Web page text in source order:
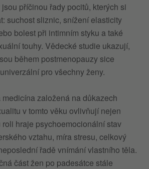
příčinou řady pocitů, kterých si
suchost sliznic, snížení elasticity
bolest při intimním styku a také
touhy. Vědecké studie ukazují,
během postmenopauzy sice
pro všechny ženy.
založená na důkazech
v tomto věku ovlivňují nejen
roli hraje psychoemocionální stav
vztahu, míra stresu, celkový
řadě vnímání vlastního těla.
část žen po padesátce stále